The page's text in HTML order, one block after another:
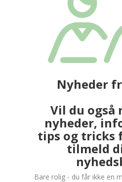
Nyheder
Vil du også
nyheder,
tips og tricks
tilmeld
Bare rolig - du får ikke en